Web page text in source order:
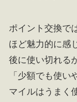
ポイント交換で
ほど魅力的に感
後に使い切れる
「少額でも使
マイルはうまく